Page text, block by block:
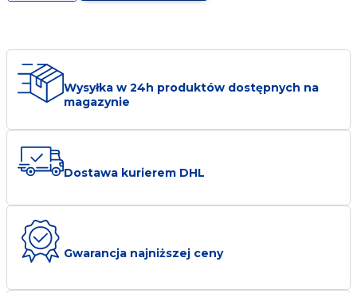
Kontakt
17 774 25 12
biuro@transmet.com.pl
20-
108
Wysyłka w 24h produktów dostępnych na
magazynie
Dostawa kurierem DHL
Gwarancja najniższej ceny